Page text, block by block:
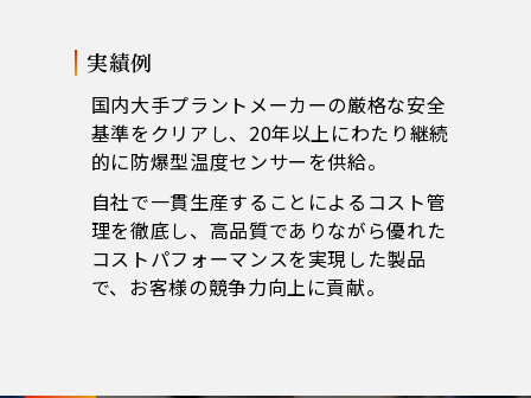
実績例
国内大手プラントメーカーの厳格な安全
基準をクリアし、20年以上にわたり継続
的に防爆型温度センサーを供給。
自社で一貫生産することによるコスト管
理を徹底し、高品質でありながら優れた
コストパフォーマンスを実現した製品
で、お客様の競争力向上に貢献。